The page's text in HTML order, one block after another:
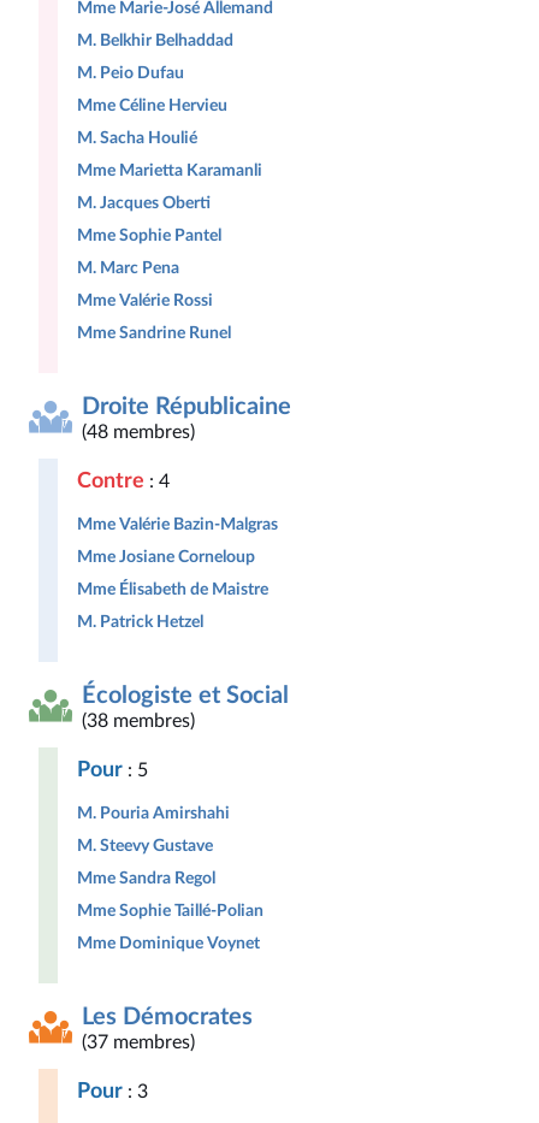
Mme Marie-José Allemand
M. Belkhir Belhaddad
M. Peio Dufau
Mme Céline Hervieu
M. Sacha Houlié
Mme Marietta Karamanli
M. Jacques Oberti
Mme Sophie Pantel
M. Marc Pena
Mme Valérie Rossi
Mme Sandrine Runel
Droite Républicaine
(48 membres)
Contre : 4
Mme Valérie Bazin-Malgras
Mme Josiane Corneloup
Mme Élisabeth de Maistre
M. Patrick Hetzel
Écologiste et Social
(38 membres)
Pour : 5
M. Pouria Amirshahi
M. Steevy Gustave
Mme Sandra Regol
Mme Sophie Taillé-Polian
Mme Dominique Voynet
Les Démocrates
(37 membres)
Pour : 3